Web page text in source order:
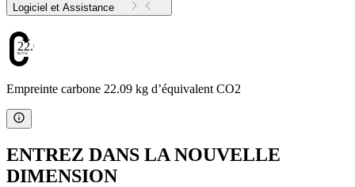
Logiciel et Assistance
22.09
Empreinte carbone 22.09 kg d’équivalent CO2
ENTREZ DANS LA NOUVELLE
DIMENSION